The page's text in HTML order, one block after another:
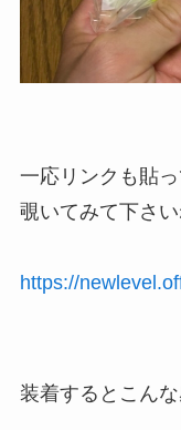
一応リンクも貼
覗いてみて下さい
https://
装着するとこん